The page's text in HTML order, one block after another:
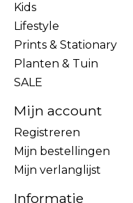
Kids
Lifestyle
Prints & Stationary
Planten & Tuin
SALE
Mijn account
Registreren
Mijn bestellingen
Mijn verlanglijst
Informatie